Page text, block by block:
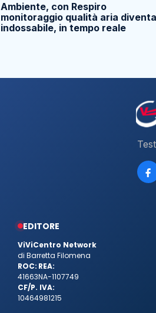
Ambiente, con Respiro
monitoraggio qualità aria diventa
indossabile, in tempo reale
EDITORE
ViViCentro Network
di Barretta Filomena
ROC:
41663
REA:
NA-1107749
CF/P. IVA:
10464981215